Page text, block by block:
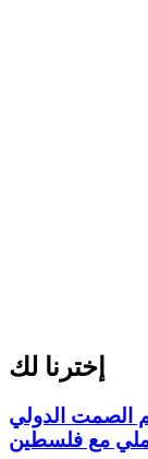
إخترنا لك
الصمت الدولي
مع فلسطين